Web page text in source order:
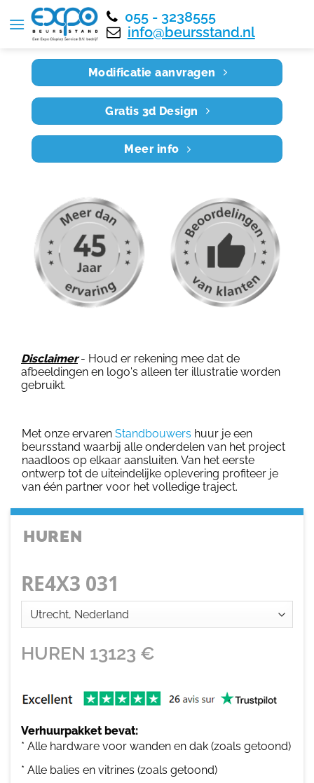
055 - 3238555
info@beursstand.nl
Home RE4X3 031
Modificatie aanvragen
Gratis 3d Design
Meer info
Disclaimer- Houd er rekening mee dat de
afbeeldingen en logo's alleen ter illustratie worden
gebruikt.
Met onze ervaren Standbouwers huur je een
beursstand waarbij alle onderdelen van het project
naadloos op elkaar aansluiten. Van het eerste
ontwerp tot de uiteindelijke oplevering profiteer je
van één partner voor het volledige traject.
HUREN
RE4X3 031
HUREN 13123 €
Verhuurpakket bevat:
* Alle hardware voor wanden en dak (zoals getoond)
* Alle balies en vitrines (zoals getoond)